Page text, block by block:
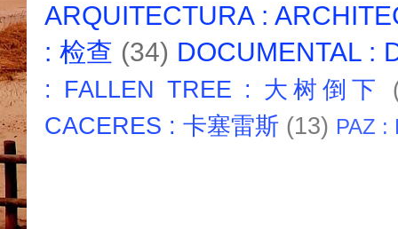
ARQUITECTURA :
: 检查 (34) DOCUMENTAL :
: FALLEN TREE : 大树倒下
CACERES : 卡塞雷斯 (13) PAZ :